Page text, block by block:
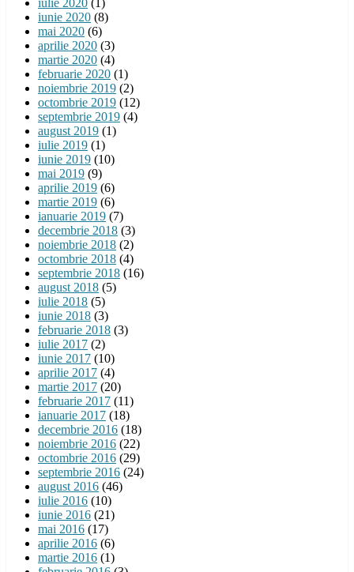
iunie 2020 (8)
mai 2020 (6)
aprilie 2020 (3)
martie 2020 (4)
februarie 2020 (1)
noiembrie 2019 (2)
octombrie 2019 (12)
septembrie 2019 (4)
august 2019 (1)
iulie 2019 (1)
iunie 2019 (10)
mai 2019 (9)
aprilie 2019 (6)
martie 2019 (6)
ianuarie 2019 (7)
decembrie 2018 (3)
noiembrie 2018 (2)
octombrie 2018 (4)
septembrie 2018 (16)
august 2018 (5)
iulie 2018 (5)
iunie 2018 (3)
februarie 2018 (3)
iulie 2017 (2)
iunie 2017 (10)
aprilie 2017 (4)
martie 2017 (20)
februarie 2017 (11)
ianuarie 2017 (18)
decembrie 2016 (18)
noiembrie 2016 (22)
octombrie 2016 (29)
septembrie 2016 (24)
august 2016 (46)
iulie 2016 (10)
iunie 2016 (21)
mai 2016 (17)
aprilie 2016 (6)
martie 2016 (1)